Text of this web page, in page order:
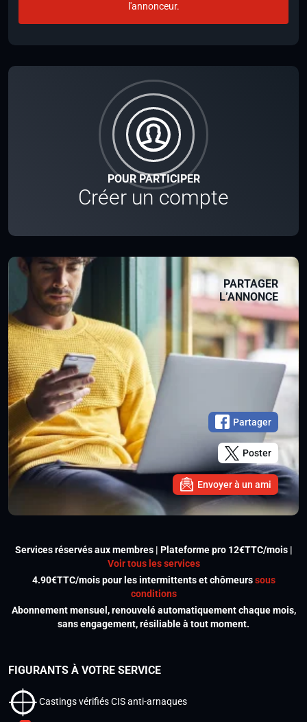
POUR PARTICIPER
Créer un compte
PARTAGER
L’ANNONCE
Partager
Poster
Envoyer à un ami
l'annonceur.
Services réservés aux membres | Plateforme pro 12€TTC/mois |
Voir tous les services
4.90€TTC/mois pour les intermittents et chômeurssous
conditions
Abonnement mensuel, renouvelé automatiquement chaque mois,
sans engagement, résiliable à tout moment.
FIGURANTS À VOTRE SERVICE
Castings vérifiés CIS anti-arnaques